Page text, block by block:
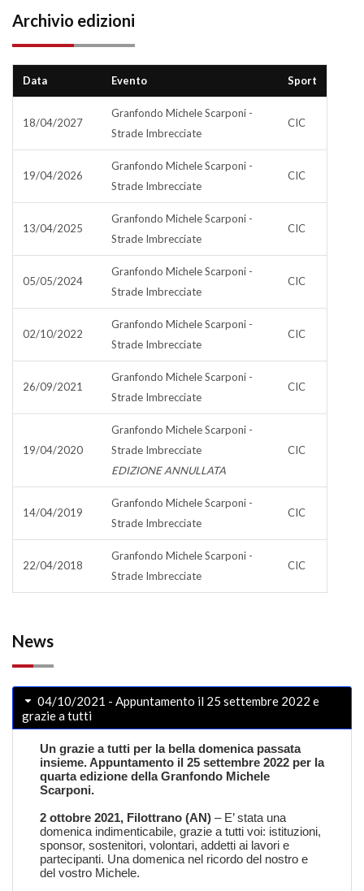
Archivio edizioni
Data Evento Sport
18/04/2027
Granfondo Michele Scarponi -
Strade Imbrecciate
CIC
19/04/2026
Granfondo Michele Scarponi -
Strade Imbrecciate
CIC
13/04/2025
Granfondo Michele Scarponi -
Strade Imbrecciate
CIC
05/05/2024
Granfondo Michele Scarponi -
Strade Imbrecciate
CIC
02/10/2022
Granfondo Michele Scarponi -
Strade Imbrecciate
CIC
26/09/2021
Granfondo Michele Scarponi -
Strade Imbrecciate
CIC
19/04/2020
Granfondo Michele Scarponi -
Strade Imbrecciate
EDIZIONE ANNULLATA
CIC
14/04/2019
Granfondo Michele Scarponi -
Strade Imbrecciate
CIC
22/04/2018
Granfondo Michele Scarponi -
Strade Imbrecciate
CIC
News
04/10/2021 - Appuntamento il 25 settembre 2022 e
grazie a tutti
Un grazie a tutti per la bella domenica passata
insieme. Appuntamento il 25 settembre 2022 per la
quarta edizione della Granfondo Michele
Scarponi.
2 ottobre 2021, Filottrano (AN) – E’ stata una
domenica indimenticabile, grazie a tutti voi: istituzioni,
sponsor, sostenitori, volontari, addetti ai lavori e
partecipanti. Una domenica nel ricordo del nostro e
del vostro Michele.